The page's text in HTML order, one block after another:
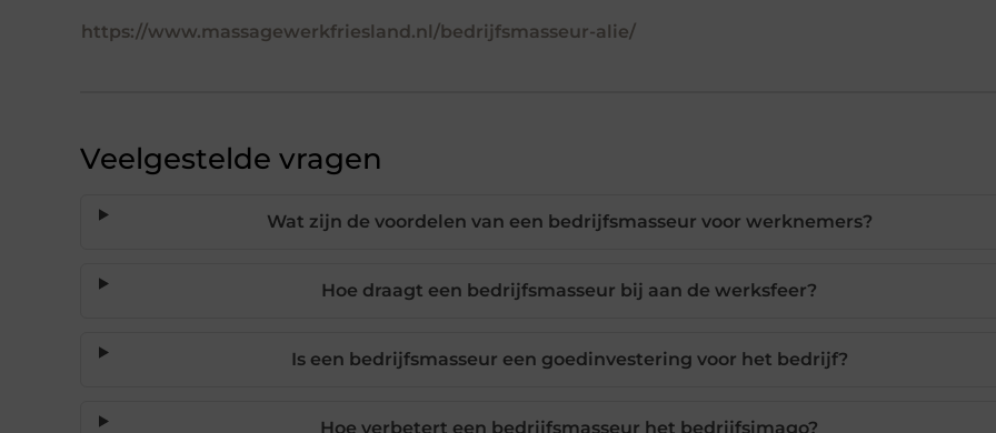
https://www.massagewerkfriesland.nl/bedrijfsmasseur-alie/
Veelgestelde vragen
Wat zijn de voordelen van een bedrijfsmasseur voor werknemers?
Hoe draagt een bedrijfsmasseur bij aan de werksfeer?
Is een bedrijfsmasseur een goedinvestering voor het bedrijf?
Hoe verbetert een bedrijfsmasseur het bedrijfsimago?